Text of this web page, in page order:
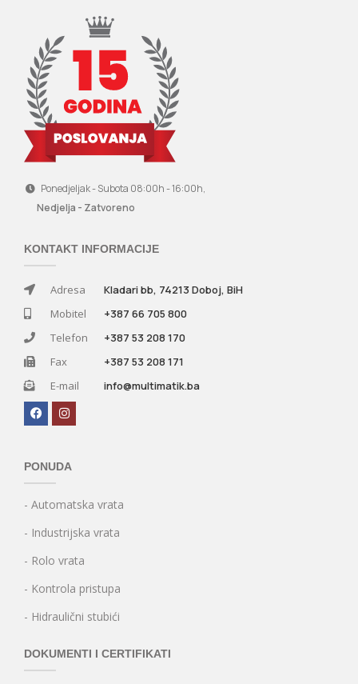
Ponedjeljak - Subota 08:00h - 16:00h,
Nedjelja - Zatvoreno
KONTAKT INFORMACIJE
Adresa
Kladari bb, 74213 Doboj, BiH
Mobitel
+387 66 705 800
Telefon
+387 53 208 170
Fax
+387 53 208 171
E-mail
info@multimatik.ba
PONUDA
- Automatska vrata
- Industrijska vrata
- Rolo vrata
- Kontrola pristupa
- Hidraulični stubići
DOKUMENTI I CERTIFIKATI